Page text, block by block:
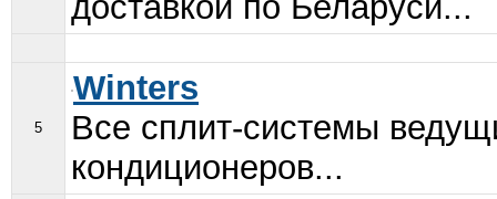
5
Winters
Все сплит-системы
кондиционеров...